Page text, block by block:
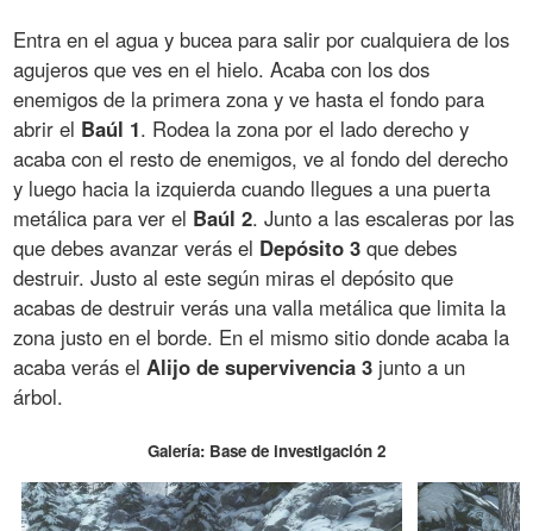
Entra en el agua y bucea para salir por cualquiera de los
agujeros que ves en el hielo. Acaba con los dos
enemigos de la primera zona y ve hasta el fondo para
abrir el Baúl 1. Rodea la zona por el lado derecho y
acaba con el resto de enemigos, ve al fondo del derecho
y luego hacia la izquierda cuando llegues a una puerta
metálica para ver el Baúl 2. Junto a las escaleras por las
que debes avanzar verás el Depósito 3que debes
destruir. Justo al este según miras el depósito que
acabas de destruir verás una valla metálica que limita la
zona justo en el borde. En el mismo sitio donde acaba la
acaba verás elAlijo de supervivencia 3 junto a un
árbol.
Galería: Base de investigación 2